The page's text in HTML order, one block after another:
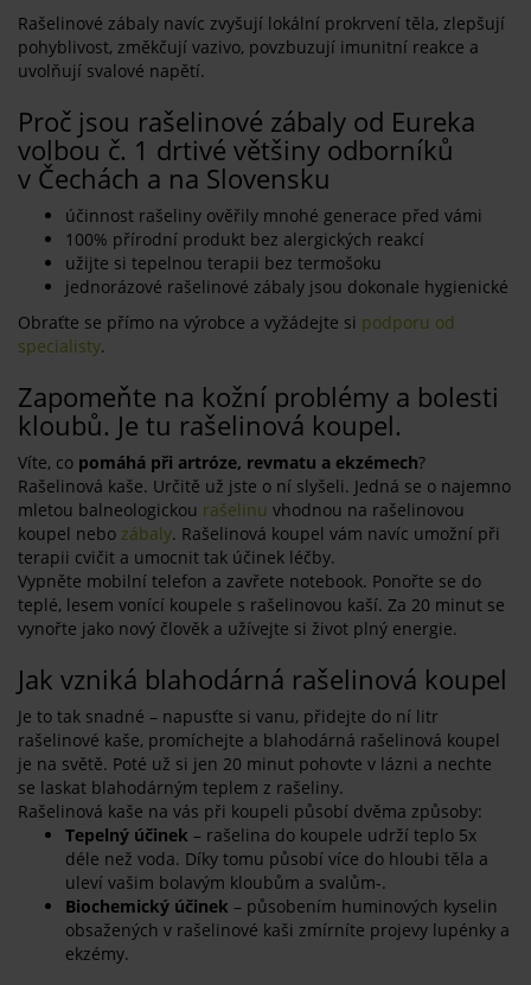
Rašelinové zábaly navíc zvyšují lokální prokrvení těla, zlepšují
pohyblivost, změkčují vazivo, povzbuzují imunitní reakce a
uvolňují svalové napětí.
Proč jsou rašelinové zábaly od Eureka
volbou č. 1 drtivé většiny odborníků
v Čechách a na Slovensku
účinnost rašeliny ověřily mnohé generace před vámi
100% přírodní produkt bez alergických reakcí
užijte si tepelnou terapii bez termošoku
jednorázové rašelinové zábaly jsou dokonale hygienické
Obraťte se přímo na výrobce a vyžádejte si podporu od
specialisty.
Zapomeňte na kožní problémy a bolesti
kloubů. Je tu rašelinová koupel.
Víte, co pomáhá při artróze, revmatu a ekzémech?
Rašelinová kaše. Určitě už jste o ní slyšeli. Jedná se o najemno
mletou balneologickou rašelinu vhodnou na rašelinovou
koupel nebo zábaly. Rašelinová koupel vám navíc umožní při
terapii cvičit a umocnit tak účinek léčby.
Vypněte mobilní telefon a zavřete notebook. Ponořte se do
teplé, lesem vonící koupele s rašelinovou kaší. Za 20 minut se
vynořte jako nový člověk a užívejte si život plný energie.
Jak vzniká blahodárná rašelinová koupel
Je to tak snadné – napusťte si vanu, přidejte do ní litr
rašelinové kaše, promíchejte a blahodárná rašelinová koupel
je na světě. Poté už si jen 20 minut pohovte v lázni a nechte
se laskat blahodárným teplem z rašeliny.
Rašelinová kaše na vás při koupeli působí dvěma způsoby:
Tepelný účinek – rašelina do koupele udrží teplo 5x
déle než voda. Díky tomu působí více do hloubi těla a
uleví vašim bolavým kloubům a svalům-.
Biochemický účinek – působením huminových kyselin
obsažených v rašelinové kaši zmírníte projevy lupénky a
ekzémy.